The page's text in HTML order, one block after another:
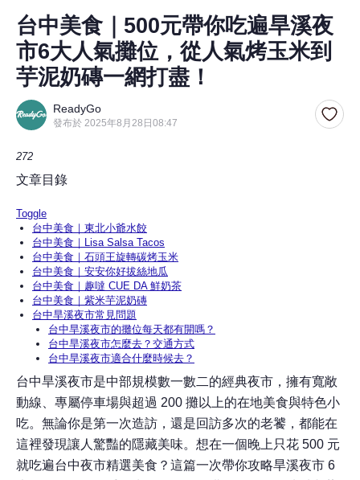
台中美食｜500元帶你吃遍旱溪夜
市6大人氣攤位，從人氣烤玉米到
芋泥奶磚一網打盡！
ReadyGo
發布於 2025年8月28日08:47
272
文章目錄
Toggle
台中美食｜東北小爺水餃
台中美食｜Lisa Salsa Tacos
台中美食｜石頭王旋轉碳烤玉米
台中美食｜安安你好拔絲地瓜
台中美食｜趣噠 CUE DA 鮮奶茶
台中美食｜紫米芋泥奶磚
台中旱溪夜市常見問題
台中旱溪夜市的攤位每天都有開嗎？
台中旱溪夜市怎麼去？交通方式
台中旱溪夜市適合什麼時候去？
台中旱溪夜市是中部規模數一數二的經典夜市，擁有寬敞
動線、專屬停車場與超過 200 攤以上的在地美食與特色小
吃。無論你是第一次造訪，還是回訪多次的老饕，都能在
這裡發現讓人驚豔的隱藏美味。想在一個晚上只花 500 元
就吃遍台中夜市精選美食？這篇一次帶你攻略旱溪夜市 6